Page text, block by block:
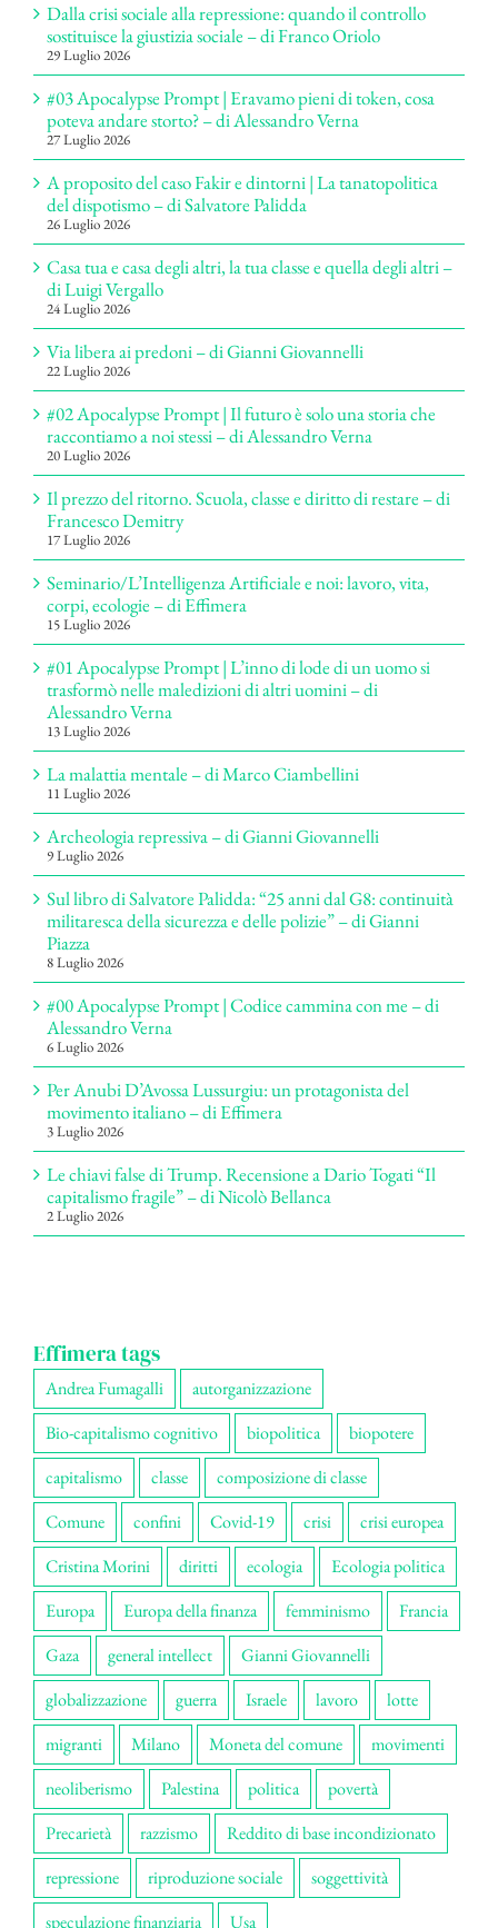
Dalla crisi sociale alla repressione: quando il controllo
sostituisce la giustizia sociale – di Franco Oriolo
29 Luglio 2026
#03 Apocalypse Prompt | Eravamo pieni di token, cosa
poteva andare storto? – di Alessandro Verna
27 Luglio 2026
A proposito del caso Fakir e dintorni | La tanatopolitica
del dispotismo – di Salvatore Palidda
26 Luglio 2026
Casa tua e casa degli altri, la tua classe e quella degli altri –
di Luigi Vergallo
24 Luglio 2026
Via libera ai predoni – di Gianni Giovannelli
22 Luglio 2026
#02 Apocalypse Prompt | Il futuro è solo una storia che
raccontiamo a noi stessi – di Alessandro Verna
20 Luglio 2026
Il prezzo del ritorno. Scuola, classe e diritto di restare – di
Francesco Demitry
17 Luglio 2026
Seminario/L’Intelligenza Artificiale e noi: lavoro, vita,
corpi, ecologie – di Effimera
15 Luglio 2026
#01 Apocalypse Prompt | L’inno di lode di un uomo si
trasformò nelle maledizioni di altri uomini – di
Alessandro Verna
13 Luglio 2026
La malattia mentale – di Marco Ciambellini
11 Luglio 2026
Archeologia repressiva – di Gianni Giovannelli
9 Luglio 2026
Sul libro di Salvatore Palidda: “25 anni dal G8: continuità
militaresca della sicurezza e delle polizie” – di Gianni
Piazza
8 Luglio 2026
#00 Apocalypse Prompt | Codice cammina con me – di
Alessandro Verna
6 Luglio 2026
Per Anubi D’Avossa Lussurgiu: un protagonista del
movimento italiano – di Effimera
3 Luglio 2026
Le chiavi false di Trump. Recensione a Dario Togati “Il
capitalismo fragile” – di Nicolò Bellanca
2 Luglio 2026
Effimera tags
Andrea Fumagalli
autorganizzazione
Bio-capitalismo cognitivo
biopolitica
biopotere
capitalismo
classe
composizione di classe
Comune
confini Covid-19 crisi
crisi europea
Cristina Morini
diritti ecologia
Ecologia politica
Europa
Europa della finanza femminismo
Francia
Gaza
general intellect
Gianni Giovannelli
globalizzazione
guerra Israele lavoro
lotte
migranti
Milano Moneta del comune
movimenti
neoliberismo
Palestina politica
povertà
Precarietà
razzismo
Reddito di base incondizionato
repressione
riproduzione sociale
soggettività
speculazione finanziaria
Usa